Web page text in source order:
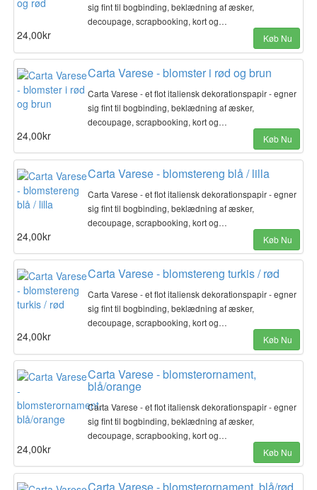
sig fint til bogbinding, beklædning af æsker,
decoupage, scrapbooking, kort og…
24,00kr Køb Nu
Carta Varese - blomster i rød og brun
Carta Varese - et flot italiensk dekorationspapir - egner
sig fint til bogbinding, beklædning af æsker,
decoupage, scrapbooking, kort og…
24,00kr Køb Nu
Carta Varese - blomstereng blå / lilla
Carta Varese - et flot italiensk dekorationspapir - egner
sig fint til bogbinding, beklædning af æsker,
decoupage, scrapbooking, kort og…
24,00kr Køb Nu
Carta Varese - blomstereng turkis / rød
Carta Varese - et flot italiensk dekorationspapir - egner
sig fint til bogbinding, beklædning af æsker,
decoupage, scrapbooking, kort og…
24,00kr Køb Nu
Carta Varese - blomsterornament,
blå/orange
Carta Varese - et flot italiensk dekorationspapir - egner
sig fint til bogbinding, beklædning af æsker,
decoupage, scrapbooking, kort og…
24,00kr Køb Nu
Carta Varese - blomsterornament, blå/rød